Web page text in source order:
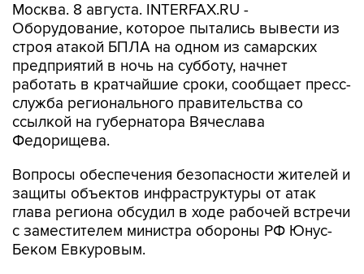
Москва. 8 августа. INTERFAX.RU -
Оборудование, которое пытались вывести из
строя атакой БПЛА на одном из самарских
предприятий в ночь на субботу, начнет
работать в кратчайшие сроки, сообщает пресс-
служба регионального правительства со
ссылкой на губернатора Вячеслава
Федорищева.
Вопросы обеспечения безопасности жителей и
защиты объектов инфраструктуры от атак
глава региона обсудил в ходе рабочей встречи
с заместителем министра обороны РФ Юнус-
Беком Евкуровым.